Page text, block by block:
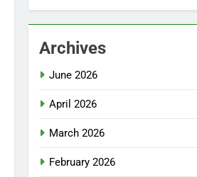
Archives
June 2026
April 2026
March 2026
February 2026